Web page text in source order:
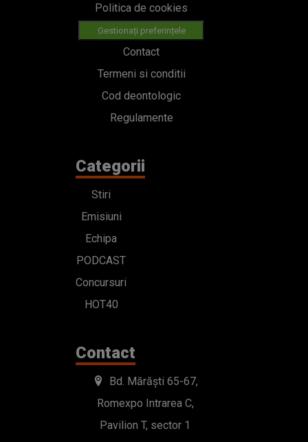
Politica de cookies
Gestionați preferințele
Contact
Termeni si conditii
Cod deontologic
Regulamente
Categorii
Stiri
Emisiuni
Echipa
PODCAST
Concursuri
HOT40
Contact
Bd. Mărăști 65-67,
Romexpo Intrarea C,
Pavilion T, sector 1